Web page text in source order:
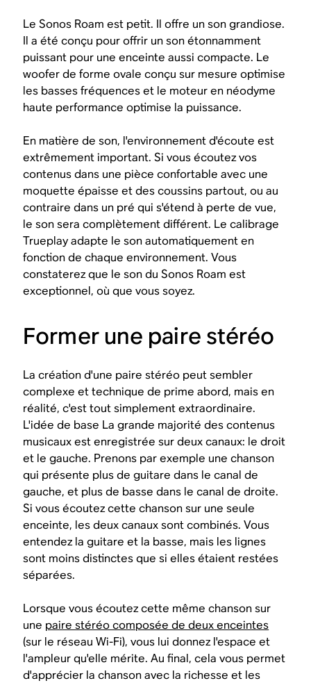
Le Sonos Roam est petit. Il offre un son grandiose.
Il a été conçu pour offrir un son étonnamment
puissant pour une enceinte aussi compacte. Le
woofer de forme ovale conçu sur mesure optimise
les basses fréquences et le moteur en néodyme
haute performance optimise la puissance.
En matière de son, l'environnement d'écoute est
extrêmement important. Si vous écoutez vos
contenus dans une pièce confortable avec une
moquette épaisse et des coussins partout, ou au
contraire dans un pré qui s'étend à perte de vue,
le son sera complètement différent. Le calibrage
Trueplay adapte le son automatiquement en
fonction de chaque environnement. Vous
constaterez que le son du Sonos Roam est
exceptionnel, où que vous soyez.
Former une paire stéréo
La création d'une paire stéréo peut sembler
complexe et technique de prime abord, mais en
réalité, c'est tout simplement extraordinaire.
L'idée de base La grande majorité des contenus
musicaux est enregistrée sur deux canaux: le droit
et le gauche. Prenons par exemple une chanson
qui présente plus de guitare dans le canal de
gauche, et plus de basse dans le canal de droite.
Si vous écoutez cette chanson sur une seule
enceinte, les deux canaux sont combinés. Vous
entendez la guitare et la basse, mais les lignes
sont moins distinctes que si elles étaient restées
séparées.
Lorsque vous écoutez cette même chanson sur
une paire stéréo composée de deux enceintes
(sur le réseau Wi-Fi), vous lui donnez l'espace et
l'ampleur qu'elle mérite. Au final, cela vous permet
d'apprécier la chanson avec la richesse et les